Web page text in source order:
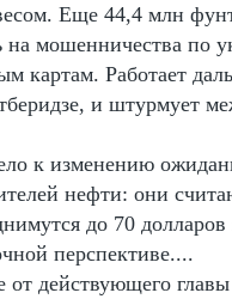
Еще 44,4 млн
на мошенничества по
картам. Работает
и штурмует
к изменению
нефти: они
до 70 долларов
перспективе....
от действующего